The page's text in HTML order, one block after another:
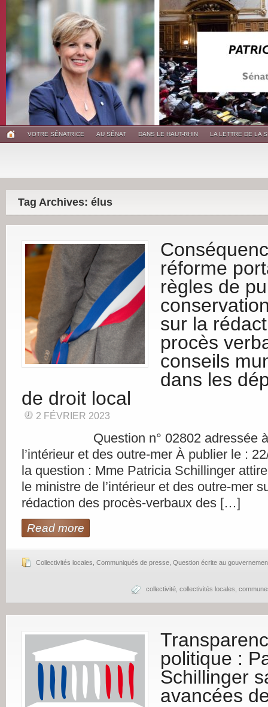
VOTRE SÉNATRICE AU SÉNAT DANS LE HAUT-RHIN LA LETTRE DE LA
Tag Archives: élus
réforme
règles de
sur la
procès
conseils
dans les
de droit local
2 FÉVRIER 2023
Question n° 02802 adressée à
l’intérieur et des outre-mer À publier le :
la question : Mme Patricia Schillinger
le ministre de l’intérieur et des outre-mer
rédaction des procès-verbaux des […]
Read more
Collectivités locales Communiqués de presse Question écrite au
collectivité collectivités locales
politique :
Schillinger
avancées